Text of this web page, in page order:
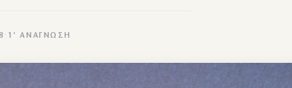
· 1′ ΑΝΆΓΝΩΣΗ